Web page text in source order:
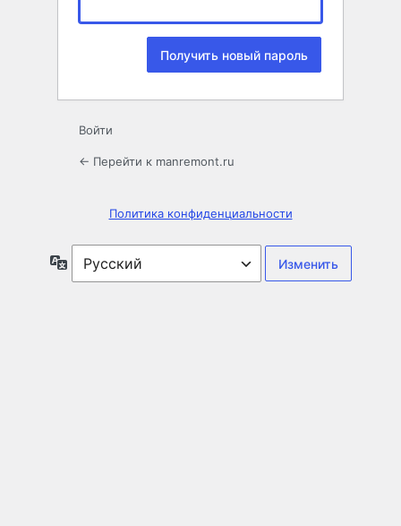
Войти
← Перейти к manremont.ru
Политика конфиденциальности
Язык